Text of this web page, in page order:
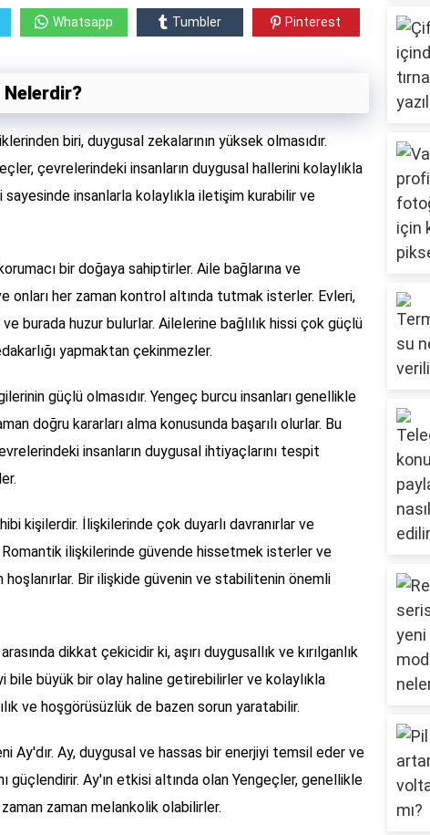
Whatsapp Tumbler Pinterest
Nelerdir?
biri, duygusal zekalarının yüksek olmasıdır.
çevrelerindeki insanların duygusal hallerini kolaylıkla
insanlarla kolaylıkla iletişim kurabilir ve
bir doğaya sahiptirler. Aile bağlarına ve
onları her zaman kontrol altında tutmak isterler. Evleri,
burada huzur bulurlar. Ailelerine bağlılık hissi çok güçlü
yapmaktan çekinmezler.
güçlü olmasıdır. Yengeç burcu insanları genellikle
doğru kararları alma konusunda başarılı olurlar. Bu
insanların duygusal ihtiyaçlarını tespit
kişilerdir. İlişkilerinde çok duyarlı davranırlar ve
ilişkilerinde güvende hissetmek isterler ve
Bir ilişkide güvenin ve stabilitenin önemli
dikkat çekicidir ki, aşırı duygusallık ve kırılganlık
büyük bir olay haline getirebilirler ve kolaylıkla
ve hoşgörüsüzlük de bazen sorun yaratabilir.
Ay'dır. Ay, duygusal ve hassas bir enerjiyi temsil eder ve
güçlendirir. Ay'ın etkisi altında olan Yengeçler, genellikle
zaman melankolik olabilirler.